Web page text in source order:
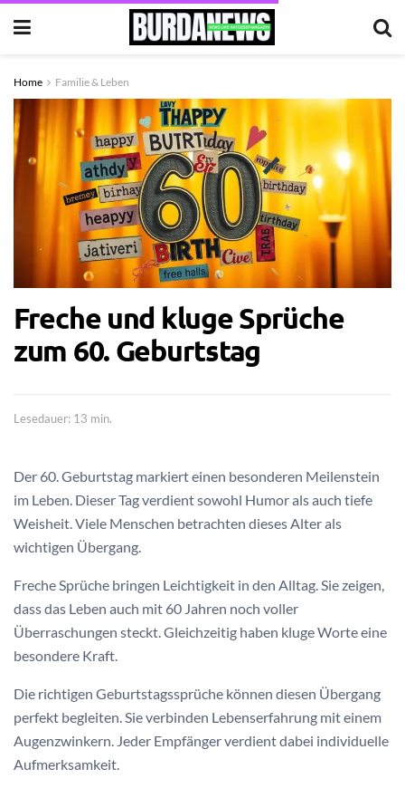
Home Familie & Leben
Freche und kluge Sprüche
zum 60. Geburtstag
Lesedauer: 13 min.
Der 60. Geburtstag markiert einen besonderen Meilenstein
im Leben. Dieser Tag verdient sowohl Humor als auch tiefe
Weisheit. Viele Menschen betrachten dieses Alter als
wichtigen Übergang.
Freche Sprüche bringen Leichtigkeit in den Alltag. Sie zeigen,
dass das Leben auch mit 60 Jahren noch voller
Überraschungen steckt. Gleichzeitig haben kluge Worte eine
besondere Kraft.
Die richtigen Geburtstagssprüche können diesen Übergang
perfekt begleiten. Sie verbinden Lebenserfahrung mit einem
Augenzwinkern. Jeder Empfänger verdient dabei individuelle
Aufmerksamkeit.